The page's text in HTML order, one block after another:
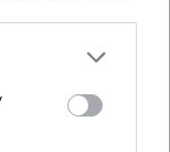
kérdezték a
intette
dinamika”
reggel a